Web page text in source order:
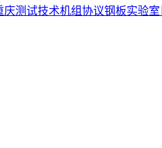
庆测试技术机组协议钢板实验室